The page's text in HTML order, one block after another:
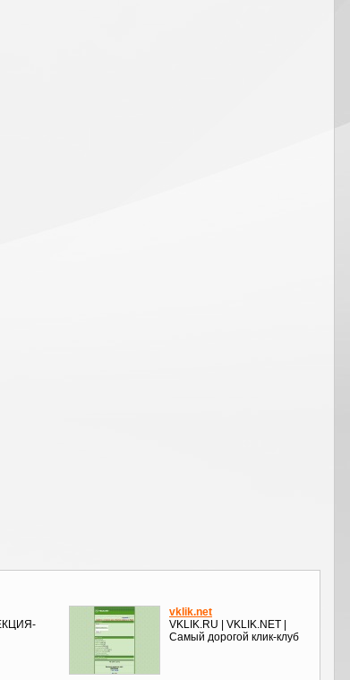
vklik.net
VKLIK.RU | VKLIK.NET |
Самый дорогой клик-клуб